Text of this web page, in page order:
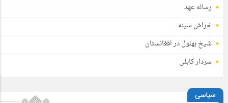
رساله عهد
خراش سینه
شیخ بهلول در افغانستان
سردار کابلی
سیاسی